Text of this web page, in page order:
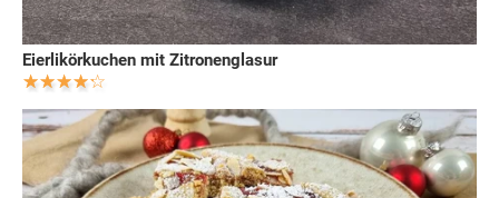
Eierlikörkuchen mit Zitronenglasur